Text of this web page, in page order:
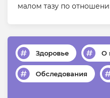
малом тазу по
Здоровье О
Обследования